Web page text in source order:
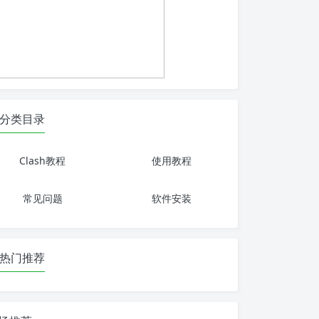
分类目录
Clash教程 使用教程
常见问题 软件安装
热门推荐